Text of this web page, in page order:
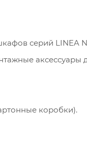
серий LINEA N
аксессуары
коробки).